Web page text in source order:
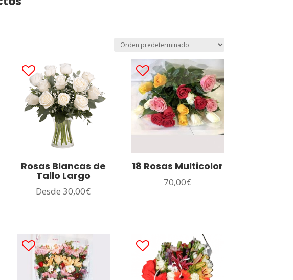
Rosas Blancas de
Tallo Largo
Desde30,00€
18 Rosas Multicolor
70,00€